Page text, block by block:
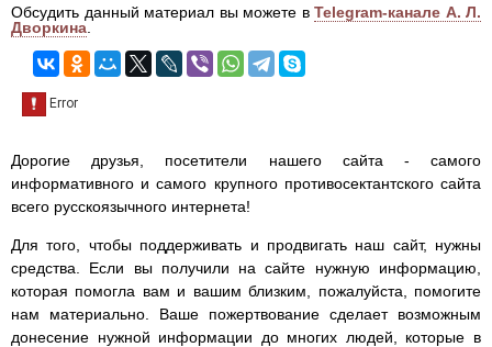
Обсудить данный материал вы можете в Telegram-канале А. Л.
Дворкина
Дорогие друзья, посетители нашего сайта - самого
информативного и самого крупного противосектантского сайта
всего русскоязычного интернета!
Для того, чтобы поддерживать и продвигать наш сайт, нужны
средства. Если вы получили на сайте нужную информацию,
которая помогла вам и вашим близким, пожалуйста, помогите
нам материально. Ваше пожертвование сделает возможным
донесение нужной информации до многих людей, которые в